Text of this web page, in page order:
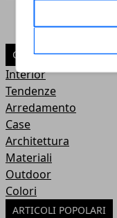
CATEGORIE
Interior
Tendenze
Arredamento
Case
Architettura
Materiali
Outdoor
Colori
ARTICOLI POPOLARI